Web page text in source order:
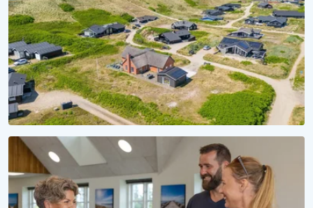
SÆSON 2028
Reservér dit sommerhus til 2028
Uforpligtende at reservere, uforglemmelig at opleve